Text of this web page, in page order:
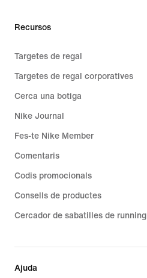
Recursos
Targetes de regal
Targetes de regal corporatives
Cerca una botiga
Nike Journal
Fes-te Nike Member
Comentaris
Codis promocionals
Consells de productes
Cercador de sabatilles de running
Ajuda